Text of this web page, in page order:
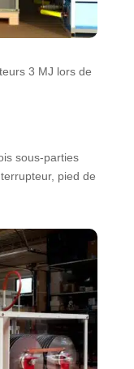
3 MJ lors de
sous-parties
pied de